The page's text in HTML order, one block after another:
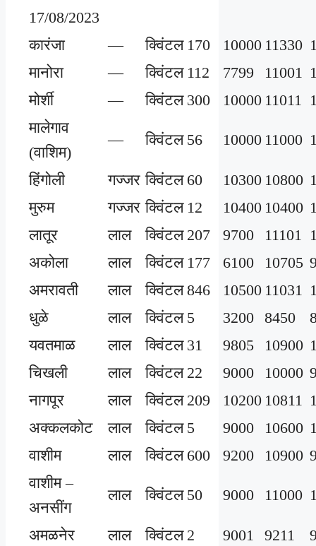
17/08/2023
कारंजा
— क्विंटल 170 10000 11330
मानोरा
— क्विंटल 112 7799 11001
मोर्शी
— क्विंटल 300 10000 11011
मालेगाव
(वाशिम)
— क्विंटल 56 10000 11000
हिंगोली गज्जर क्विंटल 60 10300 10800
मुरुम
गज्जर क्विंटल 12 10400 10400
लातूर
लाल क्विंटल 207 9700 11101
अकोला
लाल क्विंटल 177 6100 10705
अमरावती
लाल क्विंटल 846 10500 11031
धुळे
लाल क्विंटल 5 3200 8450
यवतमाळ
लाल क्विंटल 31 9805 10900
चिखली
लाल क्विंटल 22 9000 10000
नागपूर
लाल क्विंटल 209 10200 10811
अक्कलकोट
लाल क्विंटल 5 9000 10600
वाशीम
लाल क्विंटल 600 9200 10900
वाशीम –
अनसींग
लाल क्विंटल 50 9000 11000
अमळनेर लाल क्विंटल 2 9001 9211